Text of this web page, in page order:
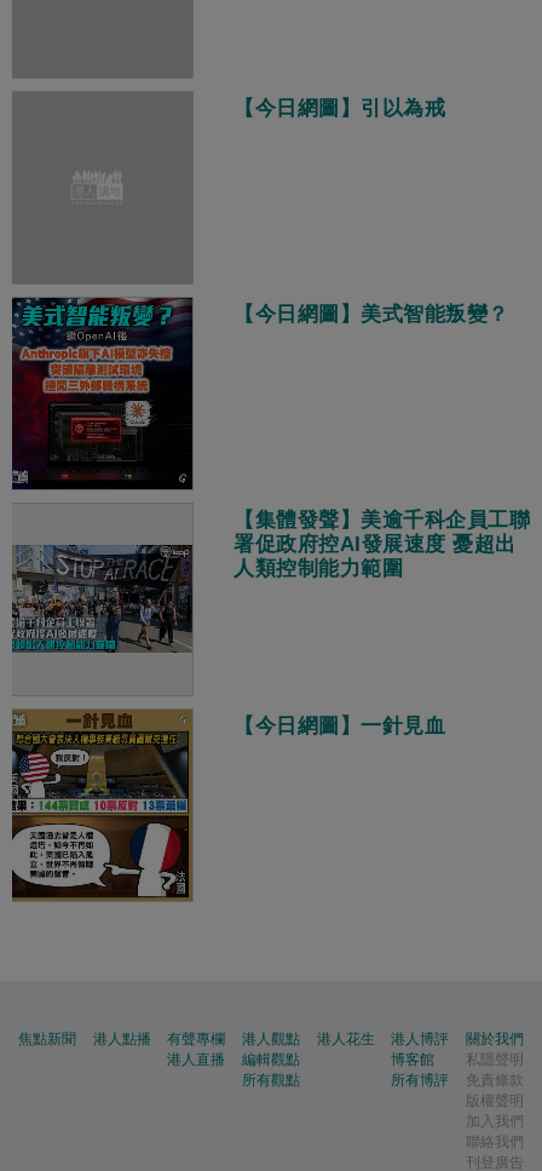
【今日網圖】引以為戒
【今日網圖】美式智能叛變？
【集體發聲】美逾千科企員工聯
署促政府控AI發展速度 憂超出
人類控制能力範圍
【今日網圖】一針見血
焦點新聞 港人點播
有聲專欄
港人直播
港人觀點
編輯觀點
所有觀點
港人花生
港人博評
博客館
所有博評
關於我們
私隱聲明
免責條款
版權聲明
加入我們
聯絡我們
刊登廣告